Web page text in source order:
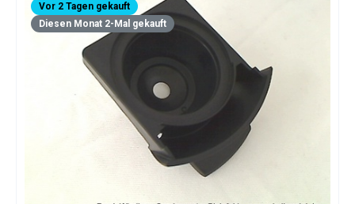
Vor 2 Tagen gekauft
Diesen Monat 2-Mal gekauft